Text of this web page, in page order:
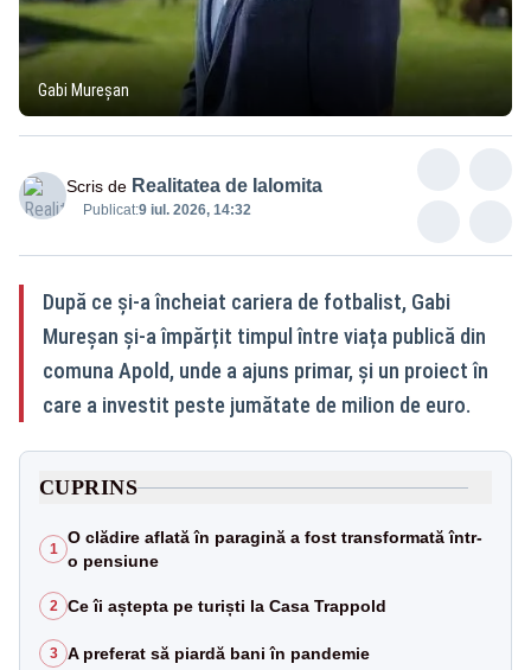
Gabi Mureșan
Scris de Realitatea de Ialomita
Publicat:9 iul. 2026, 14:32
După ce și-a încheiat cariera de fotbalist, Gabi
Mureșan și-a împărțit timpul între viața publică din
comuna Apold, unde a ajuns primar, și un proiect în
care a investit peste jumătate de milion de euro.
CUPRINS
1
O clădire aflată în paragină a fost transformată într-
o pensiune
2 Ce îi aștepta pe turiști la Casa Trappold
3 A preferat să piardă bani în pandemie